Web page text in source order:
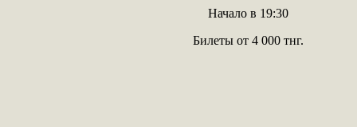
Начало в 19:30
Билеты от 4 000 тнг.